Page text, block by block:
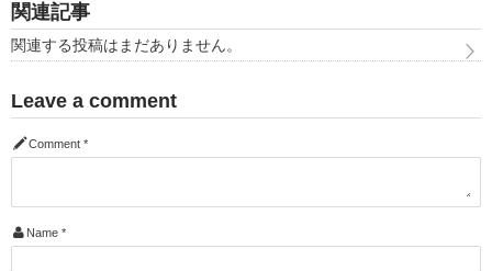
関連記事
関連する投稿はまだありません。
Leave a comment
Comment *
Name *